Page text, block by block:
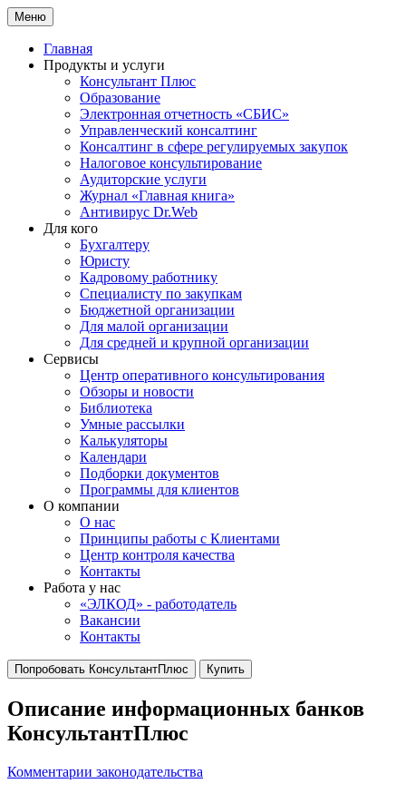
Меню
Главная
Продукты и услуги
Консультант Плюс
Образование
Электронная отчетность «СБИС»
Управленческий консалтинг
Консалтинг в сфере регулируемых закупок
Налоговое консультирование
Аудиторские услуги
Журнал «Главная книга»
Антивирус Dr.Web
Для кого
Бухгалтеру
Юристу
Кадровому работнику
Специалисту по закупкам
Бюджетной организации
Для малой организации
Для средней и крупной организации
Сервисы
Центр оперативного консультирования
Обзоры и новости
Библиотека
Умные рассылки
Калькуляторы
Календари
Подборки документов
Программы для клиентов
О компании
О нас
Принципы работы с Клиентами
Центр контроля качества
Контакты
Работа у нас
«ЭЛКОД» - работодатель
Вакансии
Контакты
Попробовать КонсультантПлюс Купить
Описание информационных банков
КонсультантПлюс
Комментарии законодательства